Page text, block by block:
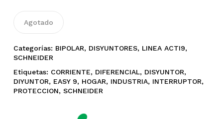
Agotado
Categorías: BIPOLAR, DISYUNTORES, LINEA ACTI9,
SCHNEIDER
Etiquetas: CORRIENTE, DIFERENCIAL, DISYUNTOR,
DIYUNTOR, EASY 9, HOGAR, INDUSTRIA, INTERRUPTOR,
PROTECCION, SCHNEIDER